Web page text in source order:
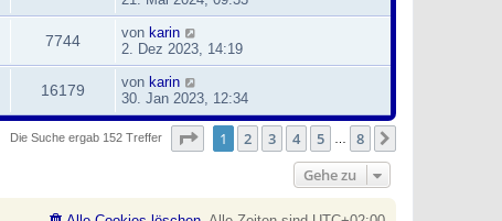
7744 von karin
2. Dez 2023, 14:19
16179 von karin
30. Jan 2023, 12:34
Die Suche ergab 152 Treffer Seite von8
1 2 3 4 5 8
Gehe zu